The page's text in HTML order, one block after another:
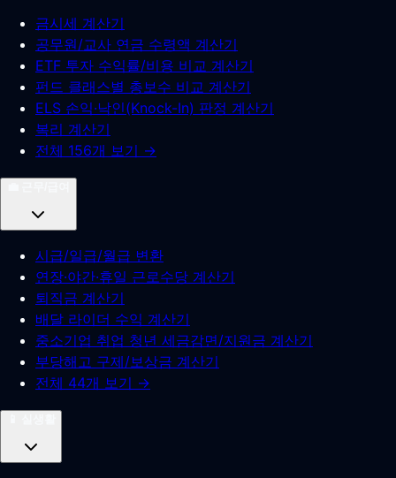
금시세 계산기
공무원/교사 연금 수령액 계산기
ETF 투자 수익률/비용 비교 계산기
펀드 클래스별 총보수 비교 계산기
ELS 손익·낙인(Knock-In) 판정 계산기
복리 계산기
전체 156개 보기 →
시급/일급/월급 변환
연장·야간·휴일 근로수당 계산기
퇴직금 계산기
배달 라이더 수익 계산기
중소기업 취업 청년 세금감면/지원금 계산기
부당해고 구제/보상금 계산기
전체 44개 보기 →